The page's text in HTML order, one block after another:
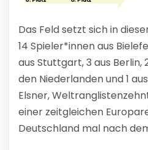
Das Feld setzt sich in
14 Spieler*innen aus
aus Stuttgart, 3 aus Berlin,
den Niederlanden und 1
Elsner,
einer zeitgleichen
Deutschland mal nach